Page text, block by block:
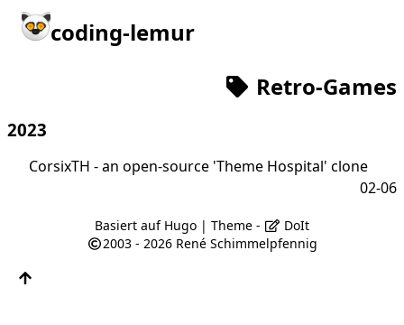
coding-lemur
Retro-Games
2023
CorsixTH - an open-source 'Theme Hospital' clone
02-06
Basiert auf Hugo | Theme -
DoIt
2003 - 2026 René Schimmelpfennig